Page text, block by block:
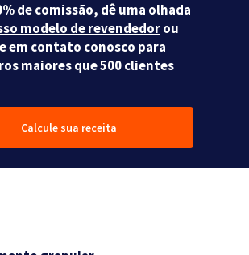
de comissão, dê uma olhada
modelo de revendedorou
em contato conosco para
maiores que 500 clientes
Calcule sua receita